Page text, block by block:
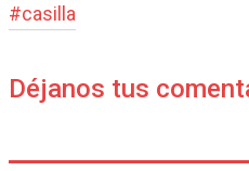
#casilla
Déjanos tus